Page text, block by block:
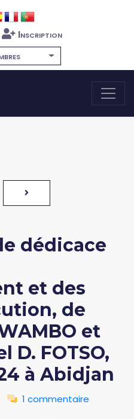
Inscription
dédicace
et des
de
et
D. FOTSO,
à Abidjan
1 commentaire